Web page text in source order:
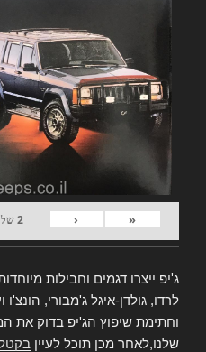
«
‹
2של
ג'יפ ייצרו דגמים וחבילות
לרדו, גולדן-איגל ג'מבורי,
וחתימת שיפוץ הג'יפ בדוק את
שלנו,לאחר מכן תוכל לעיין